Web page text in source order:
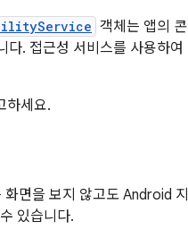
객체는 앱의 콘
. 접근성 서비스를 사용하여
하세요.
면을 보지 않고도 Android 지
있습니다.